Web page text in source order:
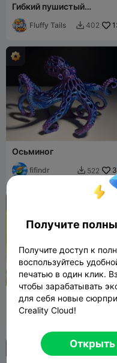
Гибкий пушистый
осьминог — шарнирная
игрушка, брелок и
Fluffy Tails  402
Осьминог
fifindr  522
Октоплант - Осьминог
укоренения черенков в
водеeyf_design
Получите
Получите доступ к
воспользуйтесь
печатью в один клик.
чтобы зарабатывать
для себя новые
Creality Cloud!
Открыть